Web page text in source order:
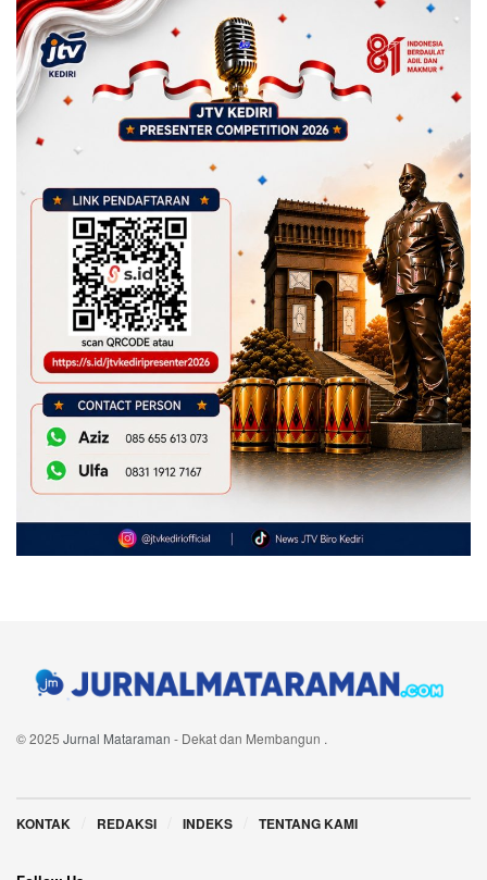
© 2025 Jurnal Mataraman - Dekat dan Membangun .
KONTAK REDAKSI INDEKS TENTANG KAMI